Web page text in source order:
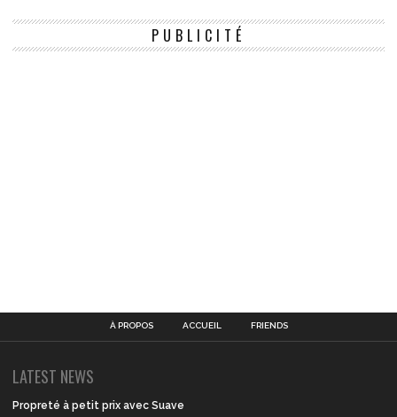
PUBLICITÉ
À PROPOS ACCUEIL FRIENDS
LATEST NEWS
Propreté à petit prix avec Suave